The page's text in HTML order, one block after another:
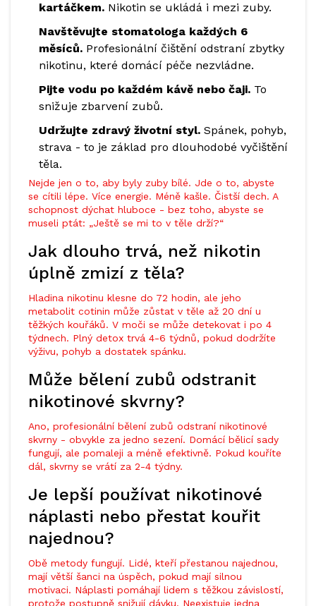
kartáčkem. Nikotin se ukládá i mezi zuby.
Navštěvujte stomatologa každých 6
měsíců. Profesionální čištění odstraní zbytky
nikotinu, které domácí péče nezvládne.
Pijte vodu po každém kávě nebo čaji. To
snižuje zbarvení zubů.
Udržujte zdravý životní styl. Spánek, pohyb,
strava - to je základ pro dlouhodobé vyčištění
těla.
Nejde jen o to, aby byly zuby bílé. Jde o to, abyste
se cítili lépe. Více energie. Méně kašle. Čistší dech. A
schopnost dýchat hluboce - bez toho, abyste se
museli ptát: „Ještě se mi to v těle drží?“
Jak dlouho trvá, než nikotin
úplně zmizí z těla?
Hladina nikotinu klesne do 72 hodin, ale jeho
metabolit cotinin může zůstat v těle až 20 dní u
těžkých kouřáků. V moči se může detekovat i po 4
týdnech. Plný detox trvá 4-6 týdnů, pokud dodržíte
výživu, pohyb a dostatek spánku.
Může bělení zubů odstranit
nikotinové skvrny?
Ano, profesionální bělení zubů odstraní nikotinové
skvrny - obvykle za jedno sezení. Domácí bělicí sady
fungují, ale pomaleji a méně efektivně. Pokud kouříte
dál, skvrny se vrátí za 2-4 týdny.
Je lepší používat nikotinové
náplasti nebo přestat kouřit
najednou?
Obě metody fungují. Lidé, kteří přestanou najednou,
mají větší šanci na úspěch, pokud mají silnou
motivaci. Náplasti pomáhají lidem s těžkou závislostí,
protože postupně snižují dávku. Neexistuje jedna